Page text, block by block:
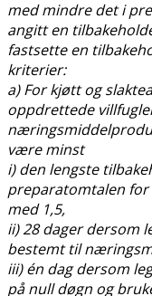
med mindre det i
angitt en
fastsette en
kriterier:
a) For kjøtt og
oppdrettede
være minst
i) den lengste
preparatomtalen
med 1,5,
ii) 28 dager dersom
bestemt til
iii) én dag dersom
på null døgn og